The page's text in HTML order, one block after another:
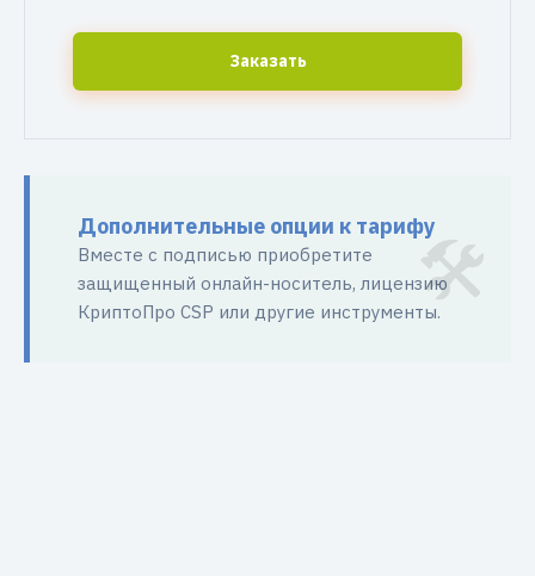
Заказать
Дополнительные опции к тарифу
Вместе с подписью приобретите
защищенный онлайн-носитель, лицензию
КриптоПро CSP или другие инструменты.